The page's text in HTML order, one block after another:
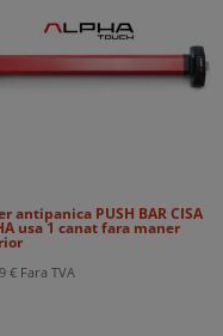
antipanica PUSH BAR CISA
usa 1 canat fara maner
€ Fara TVA